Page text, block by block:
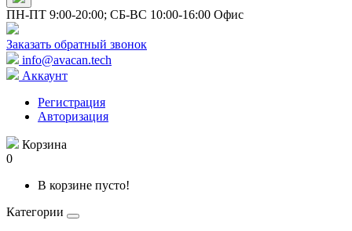
ПН-ПТ 9:00-20:00; СБ-ВС 10:00-16:00 Офис
Заказать обратный звонок
info@avacan.tech
Аккаунт
Регистрация
Авторизация
Корзина
0
В корзине пусто!
Категории